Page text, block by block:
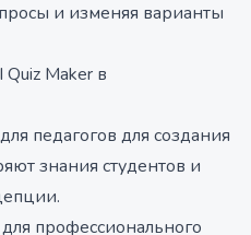
и изменяя варианты
Maker в
педагогов для создания
знания студентов и
профессионального